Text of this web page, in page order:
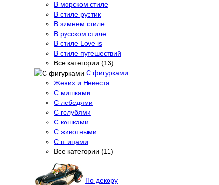
В морском стиле
В стиле рустик
В зимнем стиле
В русском стиле
В стиле Love is
В стиле путешествий
Все категории (13)
С фигурками
Жених и Невеста
С мишками
С лебедями
С голубями
С кошками
С животными
С птицами
Все категории (11)
По декору